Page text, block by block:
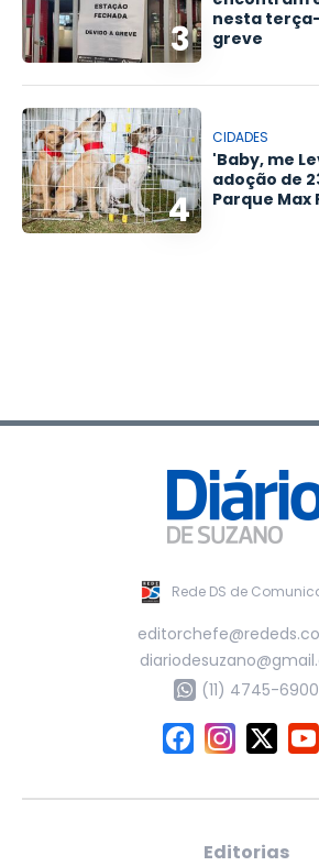
3
nesta
greve
4
CIDADES
'Baby, me
adoção de
Parque Max
Rede DS de
(11) 4745-6900
Editorias